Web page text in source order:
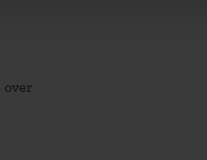
over